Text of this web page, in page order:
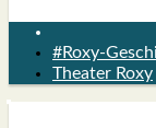
#Roxy-
Theater Roxy